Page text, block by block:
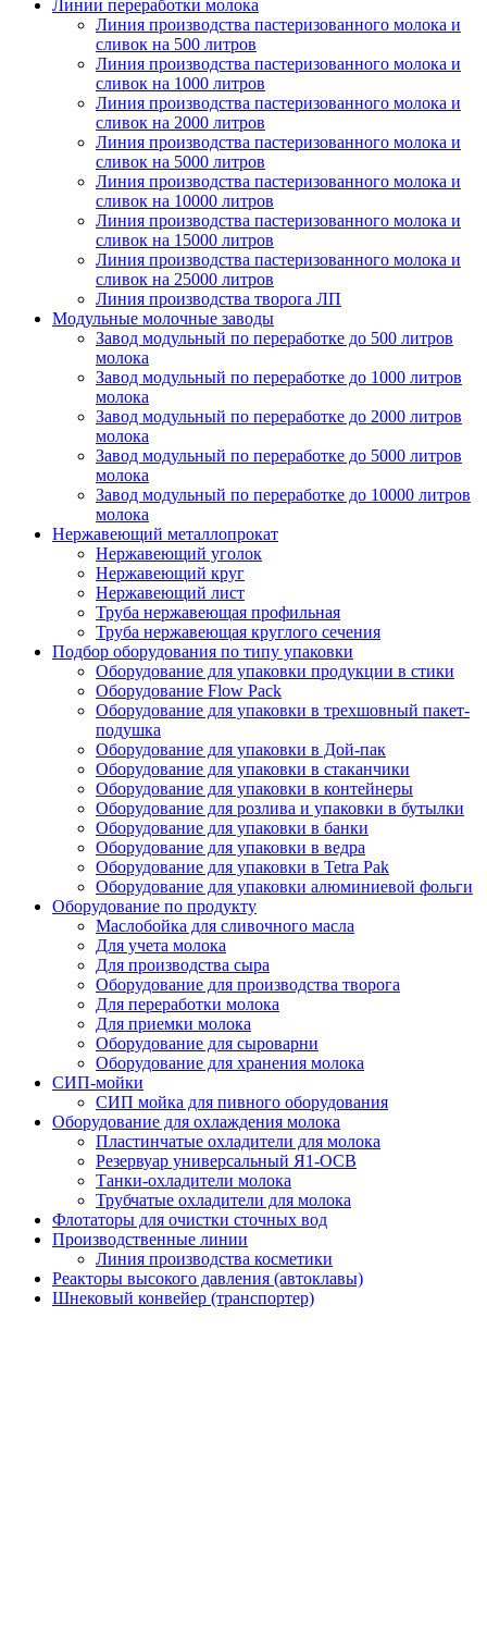
Линии переработки молока
Линия производства пастеризованного молока и
сливок на 500 литров
Линия производства пастеризованного молока и
сливок на 1000 литров
Линия производства пастеризованного молока и
сливок на 2000 литров
Линия производства пастеризованного молока и
сливок на 5000 литров
Линия производства пастеризованного молока и
сливок на 10000 литров
Линия производства пастеризованного молока и
сливок на 15000 литров
Линия производства пастеризованного молока и
сливок на 25000 литров
Линия производства творога ЛП
Модульные молочные заводы
Завод модульный по переработке до 500 литров
молока
Завод модульный по переработке до 1000 литров
молока
Завод модульный по переработке до 2000 литров
молока
Завод модульный по переработке до 5000 литров
молока
Завод модульный по переработке до 10000 литров
молока
Нержавеющий металлопрокат
Нержавеющий уголок
Нержавеющий круг
Нержавеющий лист
Труба нержавеющая профильная
Труба нержавеющая круглого сечения
Подбор оборудования по типу упаковки
Оборудование для упаковки продукции в стики
Оборудование Flow Pack
Оборудование для упаковки в трехшовный пакет-
подушка
Оборудование для упаковки в Дой-пак
Оборудование для упаковки в стаканчики
Оборудование для упаковки в контейнеры
Оборудование для розлива и упаковки в бутылки
Оборудование для упаковки в банки
Оборудование для упаковки в ведра
Оборудование для упаковки в Tetra Pak
Оборудование для упаковки алюминиевой фольги
Оборудование по продукту
Маслобойка для сливочного масла
Для учета молока
Для производства сыра
Оборудование для производства творога
Для переработки молока
Для приемки молока
Оборудование для сыроварни
Оборудование для хранения молока
СИП-мойки
СИП мойка для пивного оборудования
Оборудование для охлаждения молока
Пластинчатые охладители для молока
Резервуар универсальный Я1-ОСВ
Танки-охладители молока
Трубчатые охладители для молока
Флотаторы для очистки сточных вод
Производственные линии
Линия производства косметики
Реакторы высокого давления (автоклавы)
Шнековый конвейер (транспортер)